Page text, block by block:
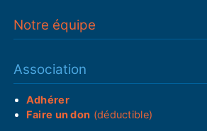
Notre équipe
Association
Adhérer
Faire un don (déductible)